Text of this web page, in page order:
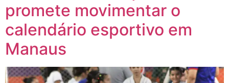
promete movimentar o
calendário esportivo em
Manaus